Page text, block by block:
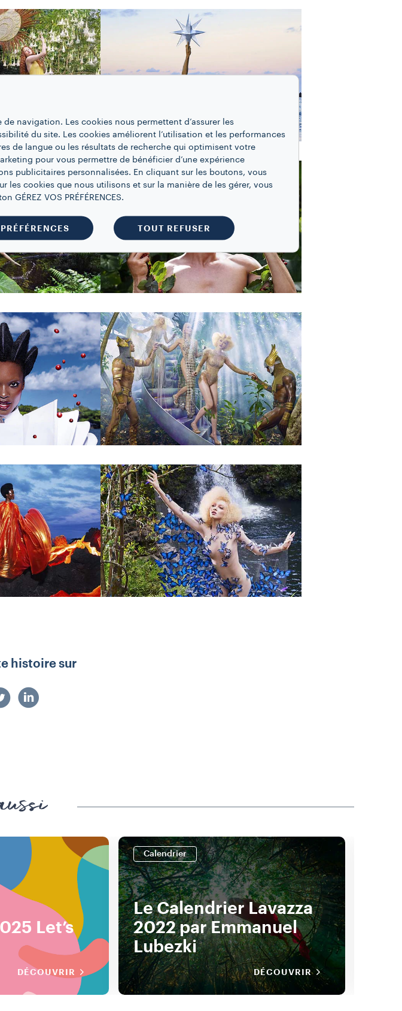
histoire sur
Let’s
DÉCOUVRIR
Calendrier
Le Calendrier Lavazza
2022 par Emmanuel
Lubezki
DÉCOUVRIR
navigation. Les cookies nous permettent d’assurer les
du site. Les cookies améliorent l’utilisation et les performances
de langue ou les résultats de recherche qui optimisent votre
pour vous permettre de bénéficier d’une expérience
publicitaires personnalisées. En cliquant sur les boutons, vous
les cookies que nous utilisons et sur la manière de les gérer, vous
GÉREZ VOS PRÉFÉRENCES.
TOUT REFUSER